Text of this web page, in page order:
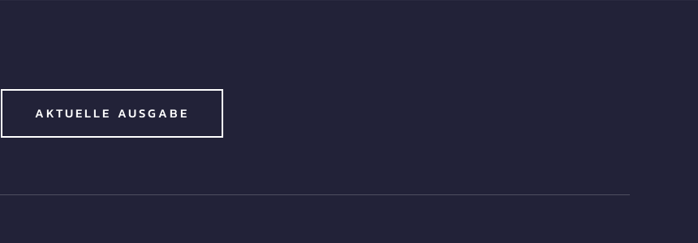
AKTUELLE AUSGABE